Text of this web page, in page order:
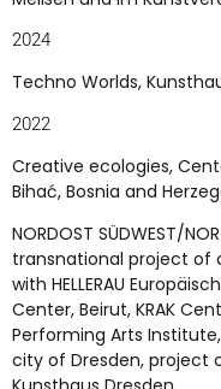
2024
Techno Worlds,
2022
Creative ecologies,
Bihać, Bosnia and
NORDOST SÜDWEST/
transnational project of
with HELLERAU
Center, Beirut, KRAK
Performing Arts
city of Dresden, project